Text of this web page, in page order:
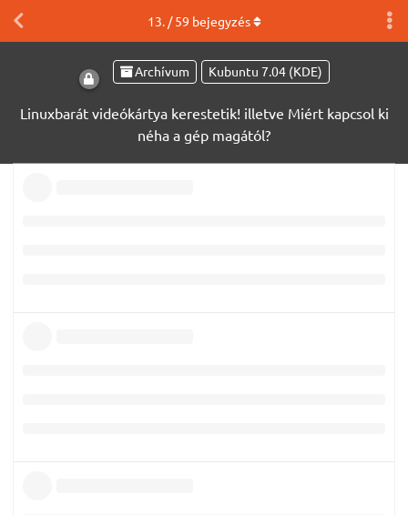
Archívum Kubuntu 7.04 (KDE)
Linuxbarát videókártya kerestetik! illetve Miért kapcsol ki
néha a gép magától?
13. /59 bejegyzés